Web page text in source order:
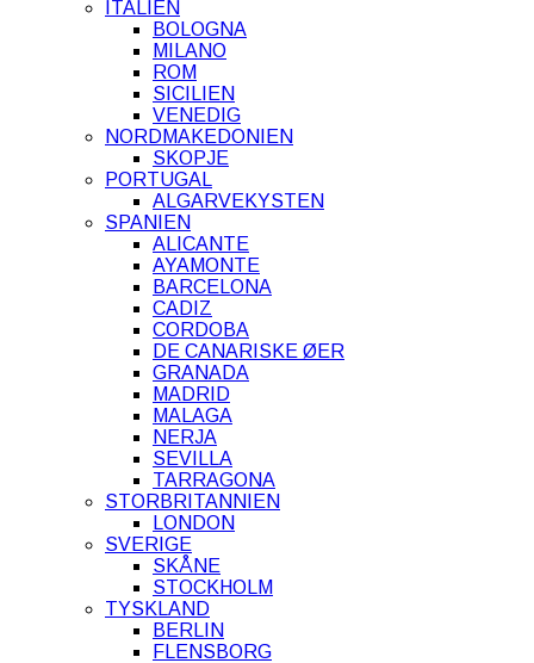
ITALIEN
BOLOGNA
MILANO
ROM
SICILIEN
VENEDIG
NORDMAKEDONIEN
SKOPJE
PORTUGAL
ALGARVEKYSTEN
SPANIEN
ALICANTE
AYAMONTE
BARCELONA
CADIZ
CORDOBA
DE CANARISKE ØER
GRANADA
MADRID
MALAGA
NERJA
SEVILLA
TARRAGONA
STORBRITANNIEN
LONDON
SVERIGE
SKÅNE
STOCKHOLM
TYSKLAND
BERLIN
FLENSBORG